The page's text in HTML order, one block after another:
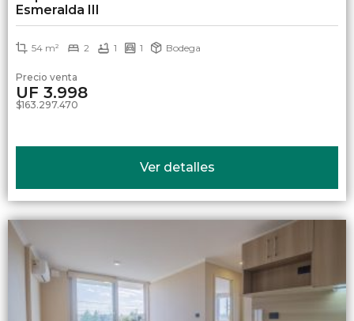
Esmeralda III
54 m² 2 1 1 Bodega
Precio venta
UF 3.998
$163.297.470
Ver detalles